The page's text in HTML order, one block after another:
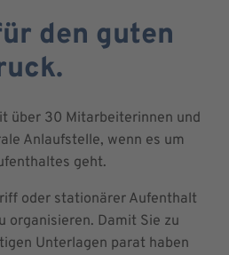
den guten
über 30 Mitarbeiterinnen und
Anlaufstelle, wenn es um
geht.
oder stationärer Aufenthalt
organisieren. Damit Sie zu
Unterlagen parat haben